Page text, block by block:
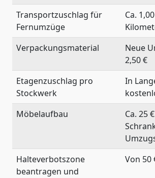
Transportzuschlag für
Fernumzüge
Ca.
Verpackungsmaterial
Neue
2,50 €
Etagenzuschlag pro
Stockwerk
In
Möbelaufbau
Ca. 25
Halteverbotszone
beantragen und
Von 50